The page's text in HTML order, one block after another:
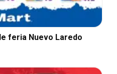
feria Nuevo Laredo